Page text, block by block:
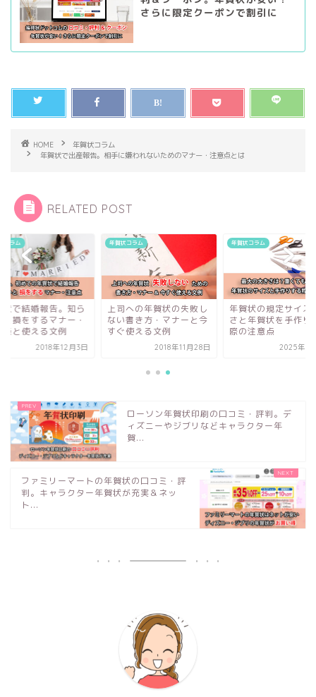
さらに限定クーポンで割引に
HOME
年賀状コラム
年賀状で出産報告。相手に嫌われないためのマナー・注意点とは
RELATED POST
コラム
状で結婚報告。知ら
と損をするマナー・
点と使える文例
2018年12月3日
年賀状コラム
上司への年賀状の失敗し
ない書き方・マナーと今
すぐ使える文例
2018年11月28日
年賀状コラム
年賀状の規定サイズ
さと年賀状を手作り
際の注意点
2025年9
ローソン年賀状印刷の口コミ・評判。デ
ィズニーやジブリなどキャラクター年
賀...
ファミリーマートの年賀状の口コミ・評
判。キャラクター年賀状が充実＆ネッ
ト...